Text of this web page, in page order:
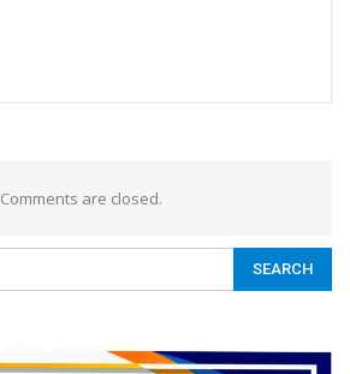
Comments are closed.